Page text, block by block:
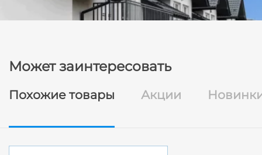
Может заинтересовать
Похожие товары Акции